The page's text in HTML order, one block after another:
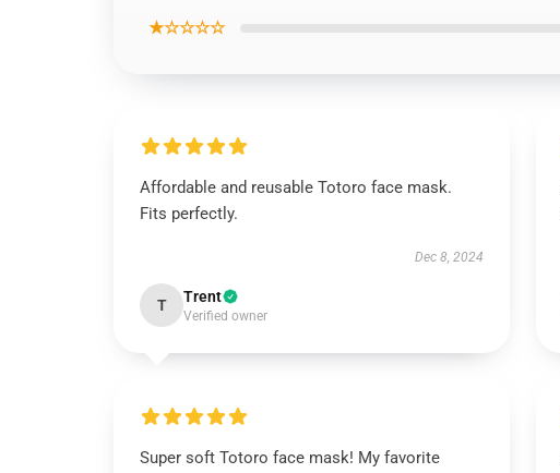
★☆☆☆☆
Affordable and reusable Totoro face mask.
Fits perfectly.
Dec 8, 2024
T Trent
Verified owner
Super soft Totoro face mask! My favorite